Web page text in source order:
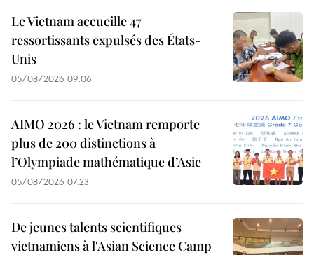
Le Vietnam accueille 47
ressortissants expulsés des États-
Unis
05/08/2026 09:06
AIMO 2026 : le Vietnam remporte
plus de 200 distinctions à
l’Olympiade mathématique d’Asie
05/08/2026 07:23
De jeunes talents scientifiques
vietnamiens à l'Asian Science Camp